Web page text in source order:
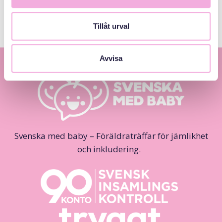
Tillåt urval
Avvisa
Svenska med baby – Föräldraträffar för jämlikhet
och inkludering.